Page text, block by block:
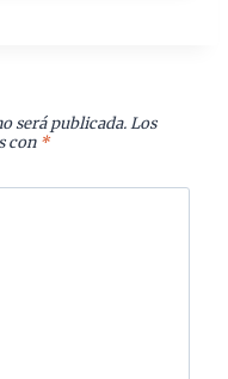
será publicada. Los
con *